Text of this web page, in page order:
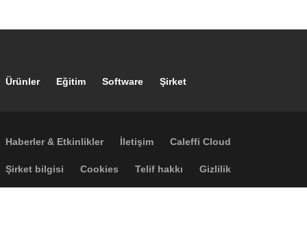
Footer main navigation
Ürünler Eğitim Software Şirket
Footer secondary navigation
Haberler & Etkinlikler İletişim Caleffi Cloud
Footer menu
Şirket bilgisi Cookies Telif hakkı Gizlilik